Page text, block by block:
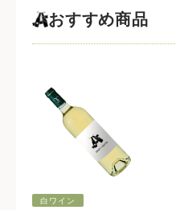
おすすめ商品
白ワイン